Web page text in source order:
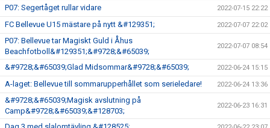
P07: Segertåget rullar vidare 2022-07-15 22:22
FC Bellevue U15 mästare på nytt &#129351; 2022-07-07 22:02
P07: Bellevue tar Magiskt Guld i Åhus
Beachfotboll&#129351;&#9728;&#65039;
2022-07-07 08:54
&#9728;&#65039;Glad Midsommar&#9728;&#65039; 2022-06-24 15:15
A-laget: Bellevue till sommarupperhållet som serieledare! 2022-06-24 13:36
&#9728;&#65039;Magisk avslutning på
Camp&#9728;&#65039;&#128703;
2022-06-23 16:31
Dag 3 med slalomtävling &#128525;